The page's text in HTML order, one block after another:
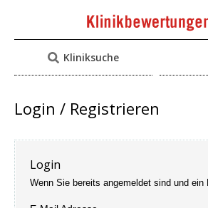
Kliniksuche
Login / Registrieren
Login
Wenn Sie bereits angemeldet sind und ein